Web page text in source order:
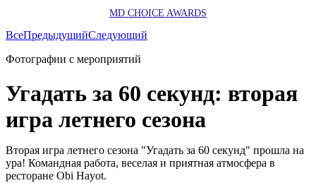
MD CHOICE AWARDS
ВсеПредыдущийСледующий
Фотографии с мероприятий
Угадать за 60 секунд: вторая
игра летнего сезона
Вторая игра летнего сезона "Угадать за 60 секунд" прошла на
ура! Командная работа, веселая и приятная атмосфера в
ресторане Obi Hayot.